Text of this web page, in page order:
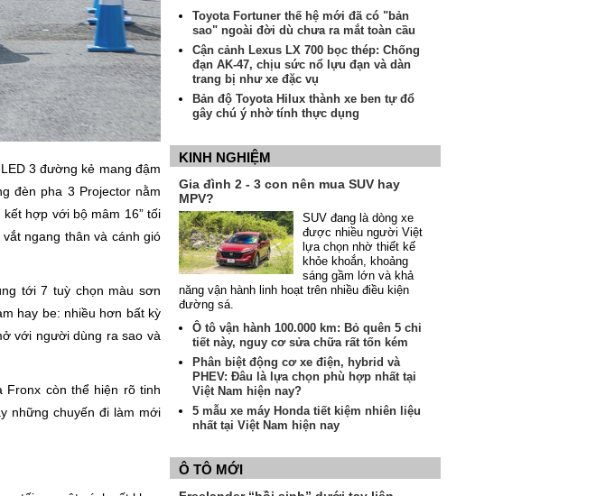
3 đường kẻ mang đậm
đèn pha 3 Projector nằm
hợp với bộ mâm 16” tối
vắt ngang thân và cánh gió
tới 7 tuỳ chọn màu sơn
hay be: nhiều hơn bất kỳ
với người dùng ra sao và
Fronx còn thể hiện rõ tinh
những chuyến đi làm mới
Toyota Fortuner thế hệ mới đã có "bản
sao" ngoài đời dù chưa ra mắt toàn cầu
Cận cảnh Lexus LX 700 bọc thép: Chống
đạn AK-47, chịu sức nổ lựu đạn và dàn
trang bị như xe đặc vụ
Bản độ Toyota Hilux thành xe ben tự đổ
gây chú ý nhờ tính thực dụng
KINH NGHIỆM
Gia đình 2 - 3 con nên mua SUV hay
MPV?
SUV đang là dòng xe
được nhiều người Việt
lựa chọn nhờ thiết kế
khỏe khoắn, khoảng
sáng gầm lớn và khả
năng vận hành linh hoạt trên nhiều điều kiện
đường sá.
Ô tô vận hành 100.000 km: Bỏ quên 5 chi
tiết này, nguy cơ sửa chữa rất tốn kém
Phân biệt động cơ xe điện, hybrid và
PHEV: Đâu là lựa chọn phù hợp nhất tại
Việt Nam hiện nay?
5 mẫu xe máy Honda tiết kiệm nhiên liệu
nhất tại Việt Nam hiện nay
Ô TÔ MỚI